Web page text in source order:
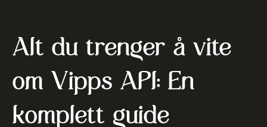
Alt du trenger å vite
om Vipps API: En
komplett guide